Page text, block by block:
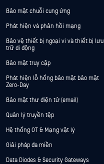
Bảo mật chuỗi cung ứng
Phát hiện và phản hồi mạng
Bảo vệ thiết bị ngoại vi và thiết bị lưu
trữ di động
Bảo mật truy cập
Phát hiện lỗ hổng bảo mật bảo mật
Zero-Day
Bảo mật thư điện tử (email)
Quản lý truyền tệp
Hệ thống OT & Mạng vật lý
Giải pháp đa miền
Data Diodes & Security Gateways